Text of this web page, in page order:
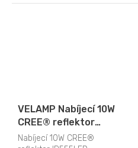
VELAMP Nabíjecí 10W
CREE® reflektor
IR555LED
Nabíjecí 10W CREE®